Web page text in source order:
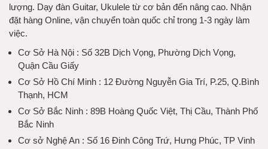
lượng. Dạy đàn Guitar, Ukulele từ cơ bản đến nâng cao. Nhận
đặt hàng Online, vận chuyển toàn quốc chỉ trong 1-3 ngày làm
việc.
Cơ Sở Hà Nội : Số 32B Dịch Vọng, Phường Dịch Vọng,
Quận Cầu Giấy
Cơ Sở Hồ Chí Minh : 12 Đường Nguyễn Gia Trí, P.25, Q.Bình
Thạnh, HCM
Cơ Sở Bắc Ninh : 89B Hoàng Quốc Việt, Thị Cầu, Thành Phố
Bắc Ninh
Cơ sở Nghệ An : Số 16 Đinh Công Trứ, Hưng Phúc, TP Vinh